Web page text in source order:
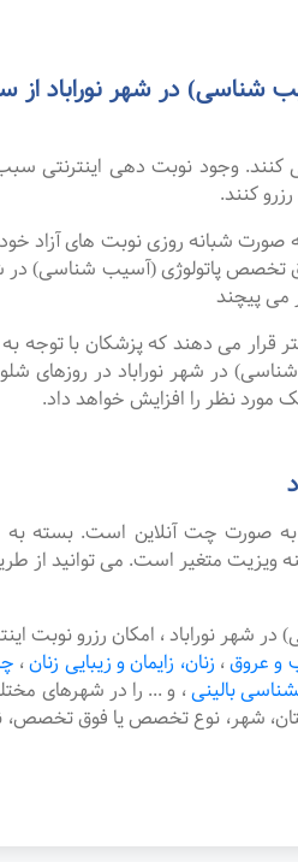
کنند. وجود نوبت دهی اینترنتی
کنند.
شبانه روزی نوبت های آزاد خود
پاتولوژی (آسیب شناسی) در
می پیچند
می دهند که پزشکان با توجه به
در شهر نوراباد در روزهای
مورد نظر را افزایش خواهد داد.
صورت چت آنلاین است. بسته به
ویزیت متغیر است. می توانید از
نوراباد ، امکان رزرو نوبت
و عروق، زنان، زایمان و زیبایی زنان،
بالینی، و ... را در شهرهای
شهر، نوع تخصص یا فوق